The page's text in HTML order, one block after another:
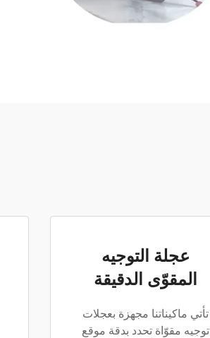
عجلة التوجيه
المقوّى الدقيقة
تأتي ماكيناتنا مجهزة بعجلات
توجيه مقوّاة تحدد بدقة موقع